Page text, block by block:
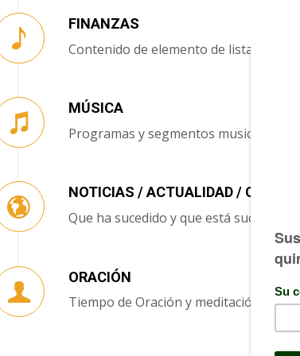
FINANZAS
Contenido de elemento de lista
MÚSICA
Programas y segmentos musicales
NOTICIAS / ACTUALIDAD / CIENCIA
Que ha sucedido y que está
ORACIÓN
Tiempo de Oración y meditación